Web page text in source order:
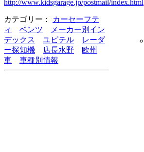
http://www.kidsgarage.jp/postmail/index.html
カテゴリー：
カーセーフテ
ィ
ベンツ
メーカー別イン
デックス
ユピテル
レーダ
ー探知機
店長水野
欧州
車
車種別情報